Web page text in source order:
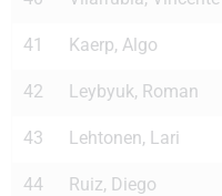
41 Kaerp, Algo
42 Leybyuk, Roman
43 Lehtonen, Lari
44 Ruiz, Diego